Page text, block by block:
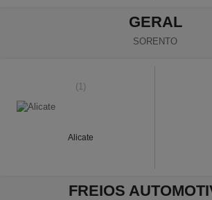
GERAL
SORENTO
(1)
Alicate
FREIOS